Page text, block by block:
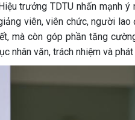
trưởng TDTU nhấn mạnh ý
viên, viên chức, người lao
mà còn góp phần tăng
nhân văn, trách nhiệm và